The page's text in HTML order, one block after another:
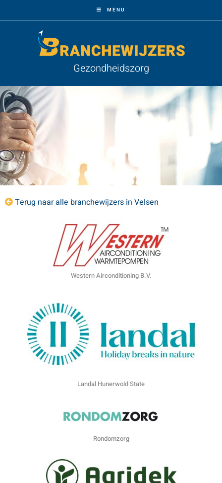
MENU
Gezondheidszorg
Terug naar alle branchewijzers in Velsen
Western Airconditioning B.V.
Landal Hunerwold State
Rondomzorg